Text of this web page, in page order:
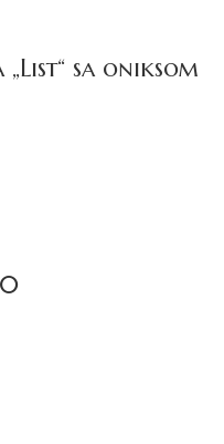
sa oniksom